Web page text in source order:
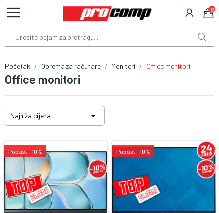
0
Office monitori
Početak Oprema za računare Monitori Office monitori
Najniža cijena 
Popust - 10% Popust - 10%